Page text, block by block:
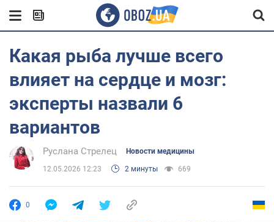
Какая рыба лучше всего
влияет на сердце и мозг:
эксперты назвали 6
вариантов
Руслана Стрелец Новости медицины
12.05.2026 12:23 2 минуты 669
0